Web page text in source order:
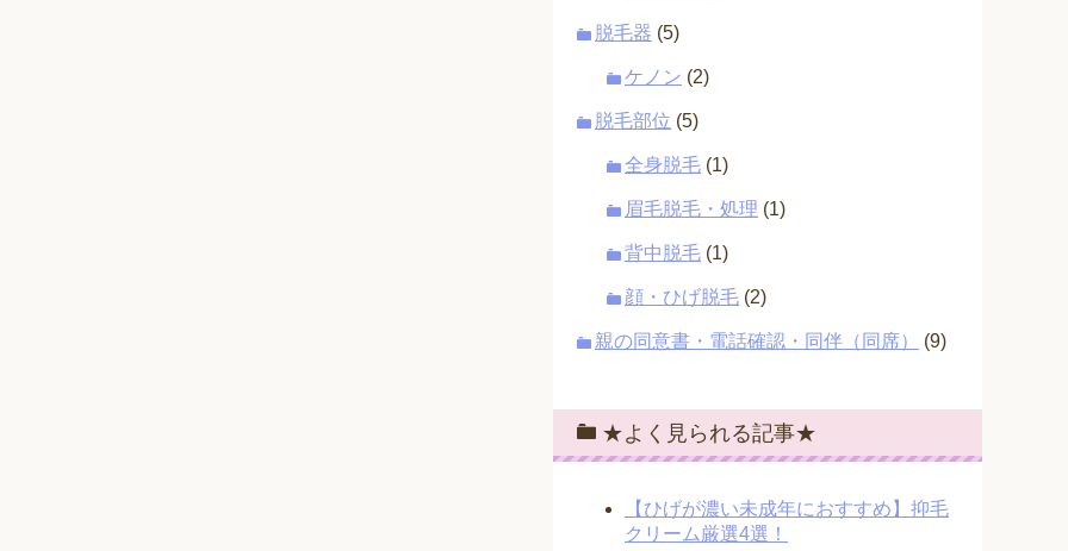
脱毛器 (5)
ケノン (2)
脱毛部位 (5)
全身脱毛 (1)
眉毛脱毛・処理 (1)
背中脱毛 (1)
顔・ひげ脱毛 (2)
親の同意書・電話確認・同伴（同席） (9)
★よく見られる記事★
【ひげが濃い未成年におすすめ】抑毛
クリーム厳選4選！